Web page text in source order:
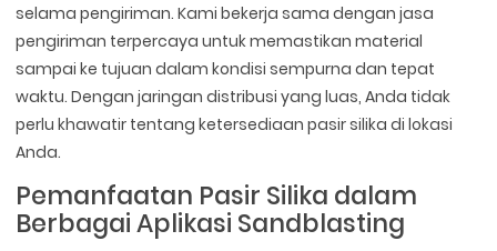
selama pengiriman. Kami bekerja sama dengan jasa
pengiriman terpercaya untuk memastikan material
sampai ke tujuan dalam kondisi sempurna dan tepat
waktu. Dengan jaringan distribusi yang luas, Anda tidak
perlu khawatir tentang ketersediaan pasir silika di lokasi
Anda.
Pemanfaatan Pasir Silika dalam
Berbagai Aplikasi Sandblasting